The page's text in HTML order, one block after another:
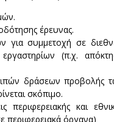
έρευνας.
για συμμετοχή σε
(π.χ.
δράσεων προβολής
σκόπιμο.
και
περιφερειακά όργανα)